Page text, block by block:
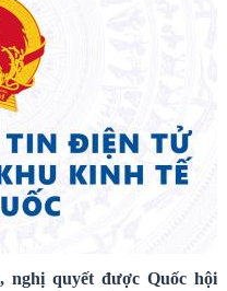
nghị quyết được Quốc hội